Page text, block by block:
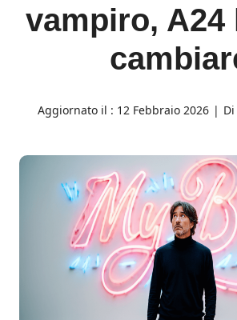
vampiro, A24
Aggiornato il : 12 Febbraio 2026 | Di